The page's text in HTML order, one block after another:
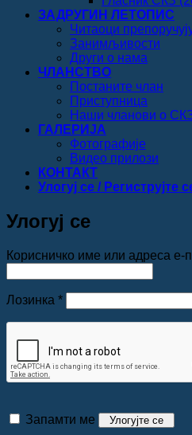
ЗАДРУГИН ЛЕТОПИС
Читаоци
Занимљивости
Други о нама
ЧЛАНСТВО
Постаните члан
Приступница
Наши чланови о
ГАЛЕРИЈА
Фотографије
Видео прилози
КОНТАКТ
Улогуј се / Региструјте
Улогуј се
Корисничко име или адреса е-
Лозинка *Обавезно
Запамти ме Улогујте се